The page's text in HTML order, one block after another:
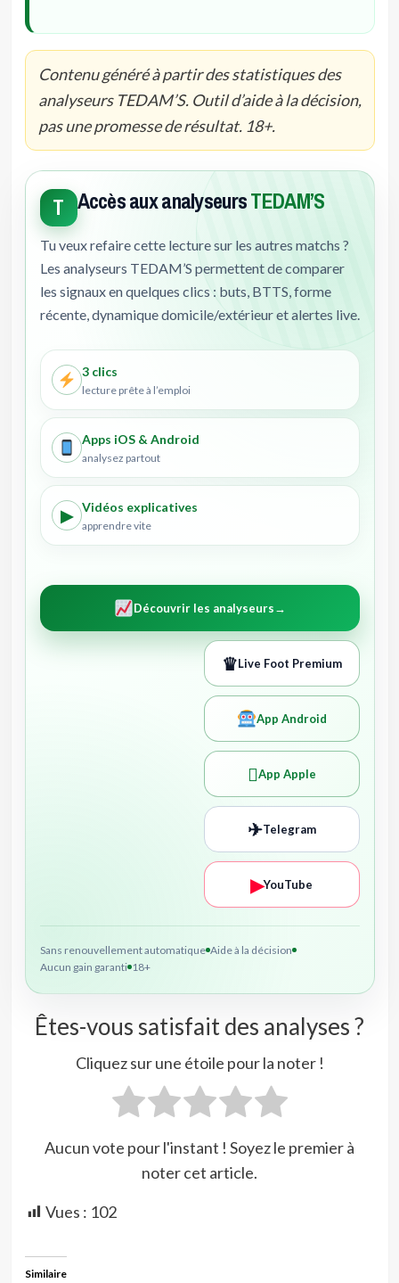
Contenu généré à partir des statistiques des
analyseurs TEDAM’S. Outil d’aide à la décision,
pas une promesse de résultat. 18+.
T Accès aux analyseursTEDAM’S
Tu veux refaire cette lecture sur les autres matchs ?
Les analyseurs TEDAM’S permettent de comparer
les signaux en quelques clics : buts, BTTS, forme
récente, dynamique domicile/extérieur et alertes live.
3 clics
lecture prête à l’emploi
Apps iOS & Android
analysez partout
▶ Vidéos explicatives
apprendre vite
Découvrir les analyseurs→
♛Live Foot Premium
App Android
App Apple
✈Telegram
▶YouTube
Sans renouvellement automatique Aide à la décision
Aucun gain garanti 18+
Êtes-vous satisfait des analyses ?
Cliquez sur une étoile pour la noter !
Aucun vote pour l'instant ! Soyez le premier à
noter cet article.
Vues : 102
Similaire